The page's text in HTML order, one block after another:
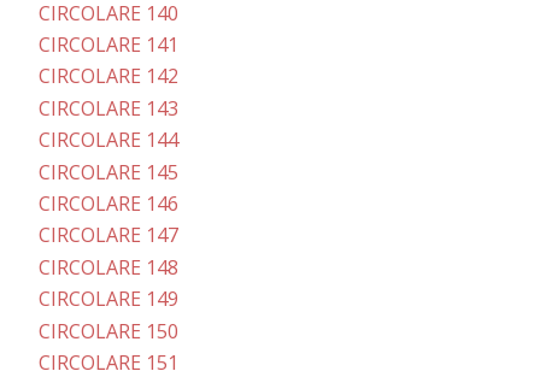
CIRCOLARE 140
CIRCOLARE 141
CIRCOLARE 142
CIRCOLARE 143
CIRCOLARE 144
CIRCOLARE 145
CIRCOLARE 146
CIRCOLARE 147
CIRCOLARE 148
CIRCOLARE 149
CIRCOLARE 150
CIRCOLARE 151